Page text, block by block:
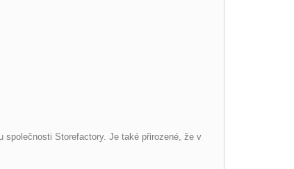
společnosti Storefactory. Je také přirozené, že v